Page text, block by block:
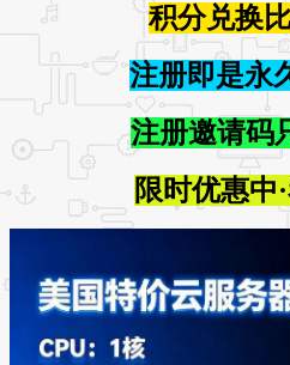
积分兑换
注册即是永
注册邀请码
限时优惠中